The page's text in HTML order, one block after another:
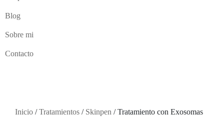
Blog
Sobre mi
Contacto
Inicio /Tratamientos / Skinpen / Tratamiento con Exosomas